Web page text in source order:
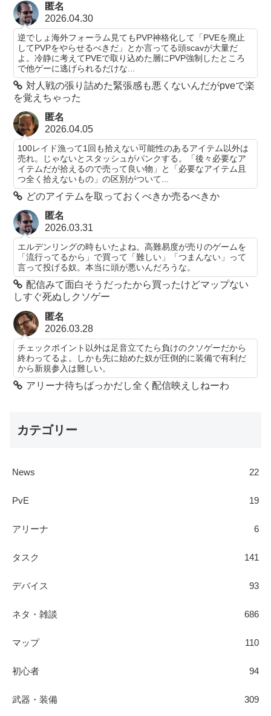
匿名
2026.04.30
逆でしょ海外フォーラム見てもPVP神格化して「PVEを廃止
してPVPをやらせるべきだ」とか言ってる頭scavが大量だ
よ。冷静に考えてPVEで取り込めた層にPVP強制したところ
で他ゲーに逃げられるだけな...
対人戦の張り詰めた緊張感も悪くないんだがpveで楽
を覚えちゃった
匿名
2026.04.05
100レイド漁って1回も拾えない可能性のあるアイテム以外は
売れ。じゃないとスタッシュがパンクする。「後々必要なア
イテムだが拾えるので売って良い物」と「必要なアイテム且
つ全く拾えないもの」の区別がついて...
どのアイテムを取っておくべきか売るべきか
匿名
2026.03.31
エルデンリングの時もいたよね。高難易度が売りのゲームを
「流行ってるから」で買って「難しい」「つまんない」って
言って投げる奴。本当に頭が悪いんだろうな。
配信みて面白そうだったから買ったけどマップない
しすぐ死ぬしクソゲー
匿名
2026.03.28
チェックポイント以外は足音立てたら負けのクソゲーだから
終わってるよ。しかも先に始めた奴が圧倒的に装備で有利だ
から新規参入は難しい。
アリーナ待ちばっかだし全く配信映えしねーわ
カテゴリー
News 22
PvE 19
アリーナ 6
タスク 141
デバイス 93
ネタ・雑談 686
マップ 110
初心者 94
武器・装備 309